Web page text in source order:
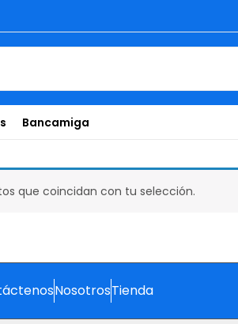
Bancamiga
que coincidan con tu selección.
NosotrosTienda